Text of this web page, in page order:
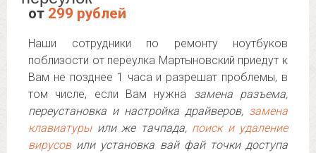
от 299 рублей
Наши сотрудники по ремонту ноутбуков
поблизости от переулка Мартыновский приедут к
Вам не позднее 1 часа и разрешат проблемы, в
том числе, если Вам нужна замена разъема,
переустановка и настройка драйверов, замена
клавиатурыили же тачпада, поиск и удаление
вирусовили установка вай фай точки доступа